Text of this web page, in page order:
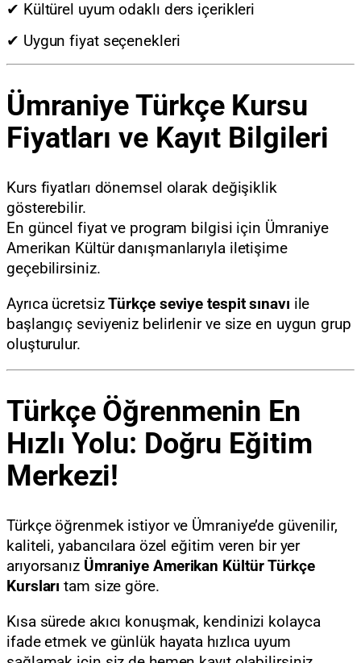
✔ Kültürel uyum odaklı ders içerikleri
✔ Uygun fiyat seçenekleri
Ümraniye Türkçe Kursu
Fiyatları ve Kayıt Bilgileri
Kurs fiyatları dönemsel olarak değişiklik
gösterebilir.
En güncel fiyat ve program bilgisi için Ümraniye
Amerikan Kültür danışmanlarıyla iletişime
geçebilirsiniz.
Ayrıca ücretsizTürkçe seviye tespit sınavı ile
başlangıç seviyeniz belirlenir ve size en uygun grup
oluşturulur.
Türkçe Öğrenmenin En
Hızlı Yolu: Doğru Eğitim
Merkezi!
Türkçe öğrenmek istiyor ve Ümraniye’de güvenilir,
kaliteli, yabancılara özel eğitim veren bir yer
arıyorsanız Ümraniye Amerikan Kültür Türkçe
Kursları tam size göre.
Kısa sürede akıcı konuşmak, kendinizi kolayca
ifade etmek ve günlük hayata hızlıca uyum